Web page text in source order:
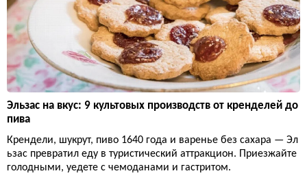
Эльзас на вкус: 9 культовых производств от кренделей до
пива
Крендели, шукрут, пиво 1640 года и варенье без сахара — Эл
ьзас превратил еду в туристический аттракцион. Приезжайте
голодными, уедете с чемоданами и гастритом.